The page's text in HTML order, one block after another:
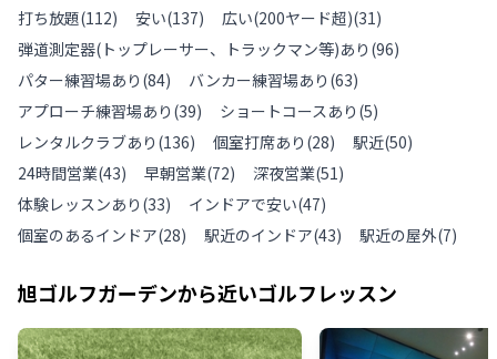
打ち放題(112) 安い(137) 広い(200ヤード超)(31)
弾道測定器(トップレーサー、トラックマン等)あり (96)
パター練習場あり (84) バンカー練習場あり (63)
アプローチ練習場あり (39) ショートコースあり (5)
レンタルクラブあり (136) 個室打席あり (28) 駅近(50)
24時間営業(43) 早朝営業(72) 深夜営業(51)
体験レッスンあり (33) インドアで安い(47)
個室のあるインドア(28) 駅近のインドア(43) 駅近の屋外(7)
旭ゴルフガーデンから近いゴルフレッスン